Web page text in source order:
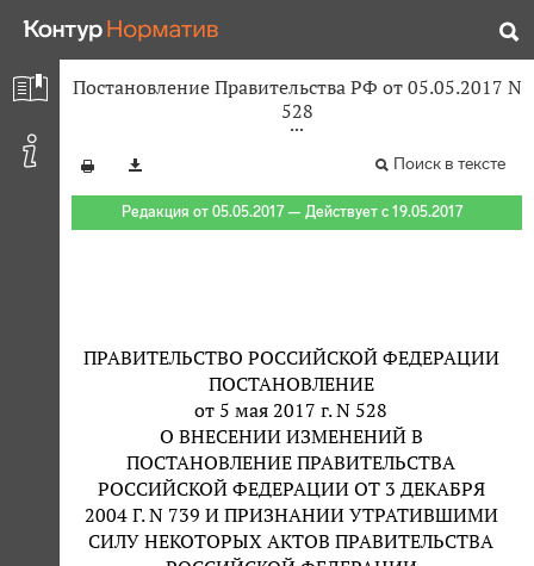
Постановление Правительства РФ от 05.05.2017 N
528
Поиск в тексте
Редакция от 05.05.2017 — Действует с 19.05.2017
ПРАВИТЕЛЬСТВО РОССИЙСКОЙ ФЕДЕРАЦИИ
ПОСТАНОВЛЕНИЕ
от 5 мая 2017 г. N 528
О ВНЕСЕНИИ ИЗМЕНЕНИЙ В
ПОСТАНОВЛЕНИЕ ПРАВИТЕЛЬСТВА
РОССИЙСКОЙ ФЕДЕРАЦИИ ОТ 3 ДЕКАБРЯ
2004 Г. N 739 И ПРИЗНАНИИ УТРАТИВШИМИ
СИЛУ НЕКОТОРЫХ АКТОВ ПРАВИТЕЛЬСТВА